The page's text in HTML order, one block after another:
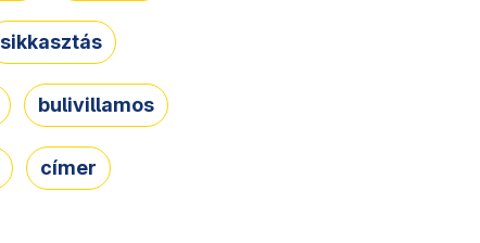
sikkasztás
bulivillamos
címer